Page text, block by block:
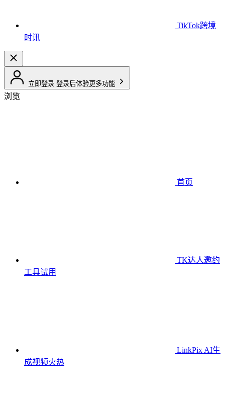
TikTok跨境
时讯
立即登录 登录后体验更多功能
浏览
首页
TK达人邀约
工具试用
LinkPix AI生
成视频火热